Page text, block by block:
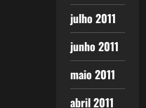
julho 2011
junho 2011
maio 2011
abril 2011